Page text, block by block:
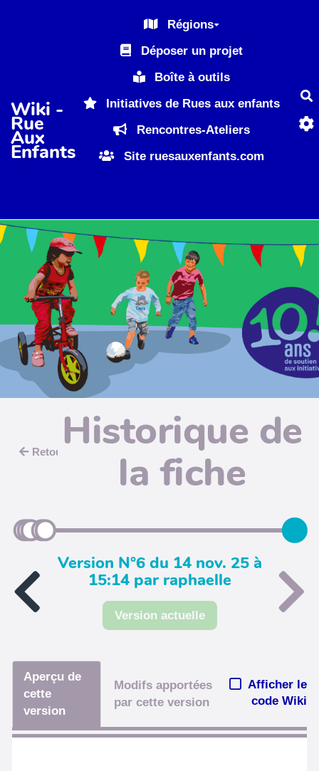
Aller au contenu principal
Wiki -
Rue
Aux
Enfants
Régions
Déposer un projet
Boîte à outils
Initiatives de Rues aux enfants
Rencontres-Ateliers
Site ruesauxenfants.com
Retour Historique de
la fiche
Version N°6 du 14 nov. 25 à
15:14 par raphaelle
Version actuelle
Aperçu de
cette
version
Modifs apportées
par cette version
Afficher le
code Wiki